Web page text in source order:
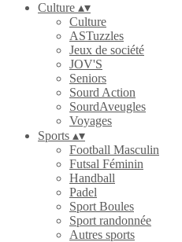
Culture ▴▾
Culture
ASTuzzles
Jeux de société
JOV'S
Seniors
Sourd Action
SourdAveugles
Voyages
Sports ▴▾
Football Masculin
Futsal Féminin
Handball
Padel
Sport Boules
Sport randonnée
Autres sports